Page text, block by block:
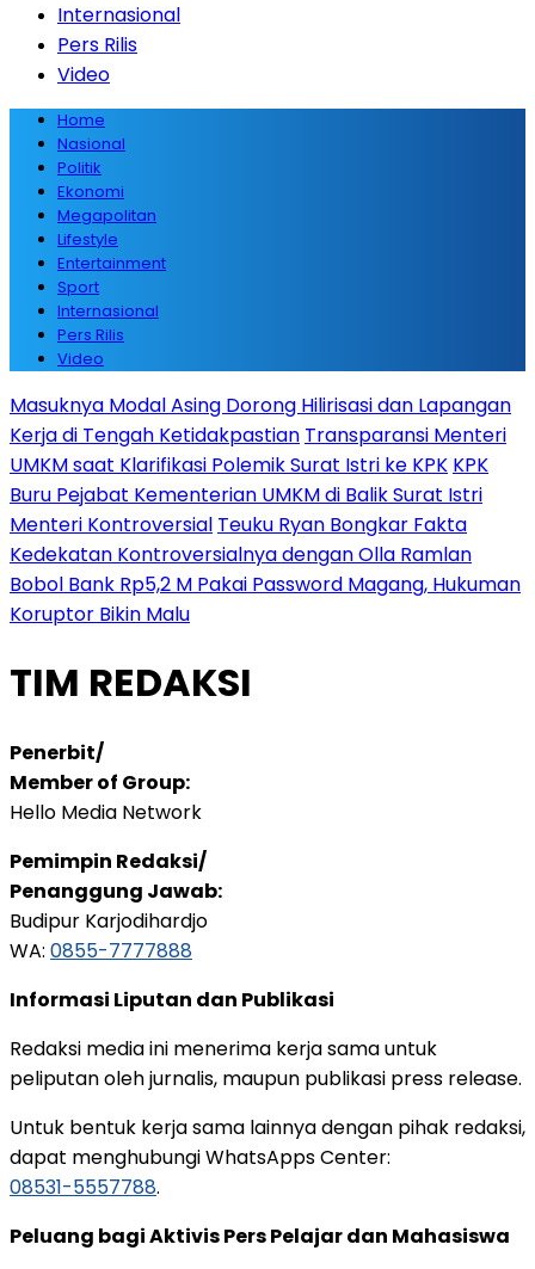
Internasional
Pers Rilis
Video
Home
Nasional
Politik
Ekonomi
Megapolitan
Lifestyle
Entertainment
Sport
Internasional
Pers Rilis
Video
Masuknya Modal Asing Dorong Hilirisasi dan Lapangan
Kerja di Tengah Ketidakpastian Transparansi Menteri
UMKM saat Klarifikasi Polemik Surat Istri ke KPK KPK
Buru Pejabat Kementerian UMKM di Balik Surat Istri
Menteri Kontroversial Teuku Ryan Bongkar Fakta
Kedekatan Kontroversialnya dengan Olla Ramlan
Bobol Bank Rp5,2 M Pakai Password Magang, Hukuman
Koruptor Bikin Malu
TIM REDAKSI
Penerbit/
Member of Group:
Hello Media Network
Pemimpin Redaksi/
Penanggung Jawab:
Budipur Karjodihardjo
WA: 0855-7777888
Informasi Liputan dan Publikasi
Redaksi media ini menerima kerja sama untuk
peliputan oleh jurnalis, maupun publikasi press release.
Untuk bentuk kerja sama lainnya dengan pihak redaksi,
dapat menghubungi WhatsApps Center:
08531-5557788.
Peluang bagi Aktivis Pers Pelajar dan Mahasiswa